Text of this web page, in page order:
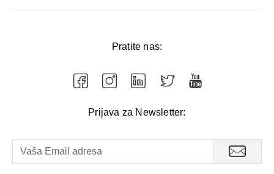
Pratite nas:
Prijava za Newsletter: